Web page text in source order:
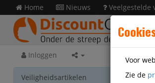
Home Nieuws Veelgestelde
Inloggen
Veiligheidsartikelen
Voor
Zie de